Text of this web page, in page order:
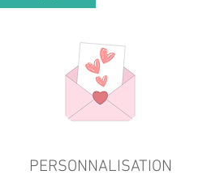
PERSONNALISATION